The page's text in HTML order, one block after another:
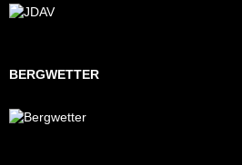
BERGWETTER